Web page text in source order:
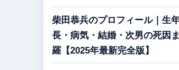
柴田恭兵のプロフィール｜生
長・病気・結婚・次男の死因
羅【2025年最新完全版】